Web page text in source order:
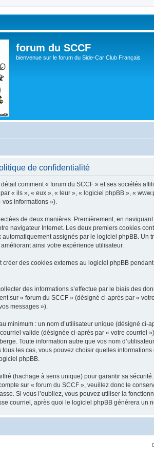
forum du SCCF
bienvenue sur le forum du Side-Car Club Français
de confidentialité
comment « forum du SCCF » et ses sociétés
« ils », « eux », « leur », « logiciel phpBB », «
informations »).
de deux manières. Premièrement, en
navigateur Internet. Les deux premiers cookies
assignés par le logiciel phpBB.
ainsi votre expérience utilisateur.
créer des cookies externes au logiciel phpBB
des informations s’effectue par le biais des
sur « forum du SCCF » (désigné ci-après par «
messages »).
minimum : un nom d’utilisateur unique (désigné
valide (désignée ci-après par « votre courriel
Toute information autre que vos nom
tous les cas, vous pouvez choisir quelles
phpBB.
(hachage à sens unique) pour garantir sa
sur « forum du SCCF », veuillez donc le
Si vous l’oubliez, vous pouvez utiliser la
courriel, après quoi le logiciel phpBB générera un